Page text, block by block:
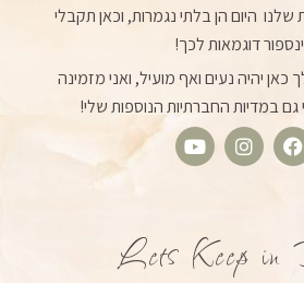
שלנו היום הן בלתי נגמרות, וכאן תקבלי
דוגמאות לכך!
כאן יהיה נעים ואף מועיל, ואני מזמינה
במדיות החברתיות הנוספות שלי!
F
o
I
g
Y
b
e
Lets Keep in